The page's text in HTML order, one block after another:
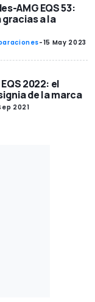
AMG EQS 53:
a la
-15 May 2023
2022: el
de la marca
2021